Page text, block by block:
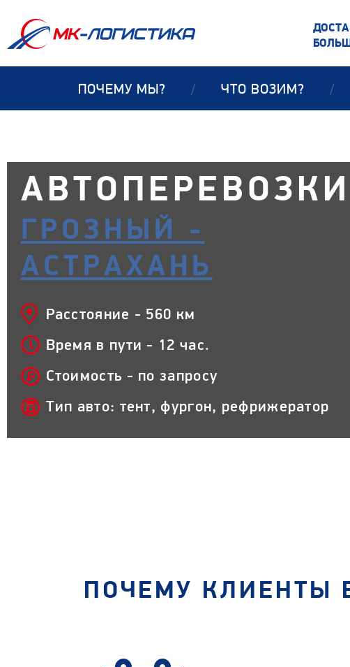
ПОЧЕМУ МЫ? / ЧТО ВОЗИМ? /
АВТОПЕРЕВОЗКИ
ГРОЗНЫЙ -
АСТРАХАНЬ
Расстояние - 560 км
Время в пути - 12 час.
Стоимость - по запросу
Тип авто: тент, фургон, рефрижератор
ПОЧЕМУ КЛИЕНТЫ